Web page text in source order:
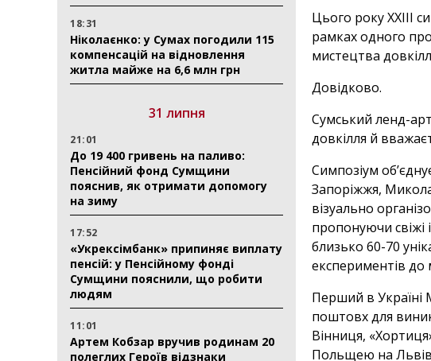
18:31
Ніколаєнко: у Сумах погодили 115
компенсацій на відновлення
житла майже на 6,6 млн грн
31 липня
21:01
До 19 400 гривень на паливо:
Пенсійний фонд Сумщини
пояснив, як отримати допомогу
на зиму
17:52
«Укрексімбанк» припиняє виплату
пенсій: у Пенсійному фонді
Сумщини пояснили, що робити
людям
11:01
Артем Кобзар вручив родинам 20
полеглих Героїв відзнаки
Цього року XXIII
рамках одного
мистецтва
Довідково.
Сумський ленд-
довкілля й
Симпозіум
Запоріжжя,
візуально
пропонуючи свіжі
близько 60-70
експериментів до
Перший в Україні
поштовх для
Вінниця,
Польщею на